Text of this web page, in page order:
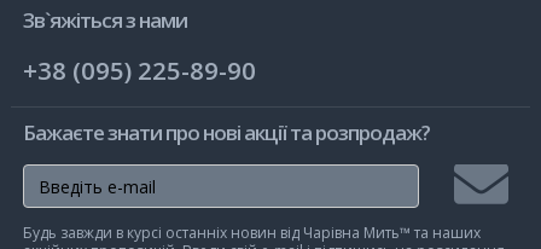
Зв`яжіться з нами
+38 (095) 225-89-90
Бажаєте знати про нові акції та розпродаж?
на
Будь завжди в курсі останніх новин від Чарівна Мить™ та наших